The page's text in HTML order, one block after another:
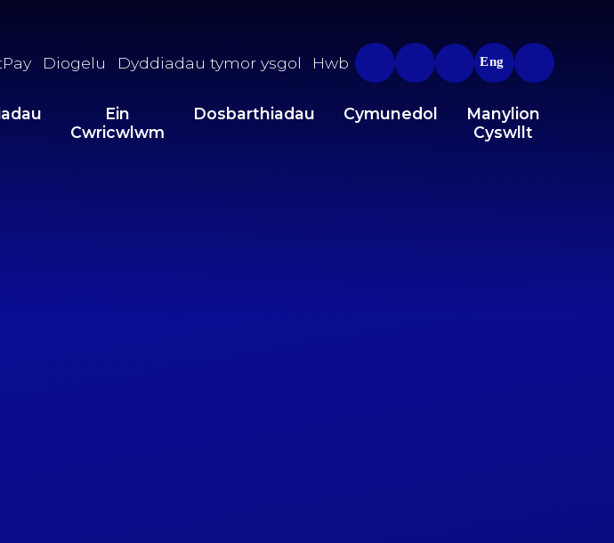
Diogelu Dyddiadau tymor ysgol Hwb Eng
Ein
Cwricwlwm
Dosbarthiadau Cymunedol
Manylion
Cyswllt